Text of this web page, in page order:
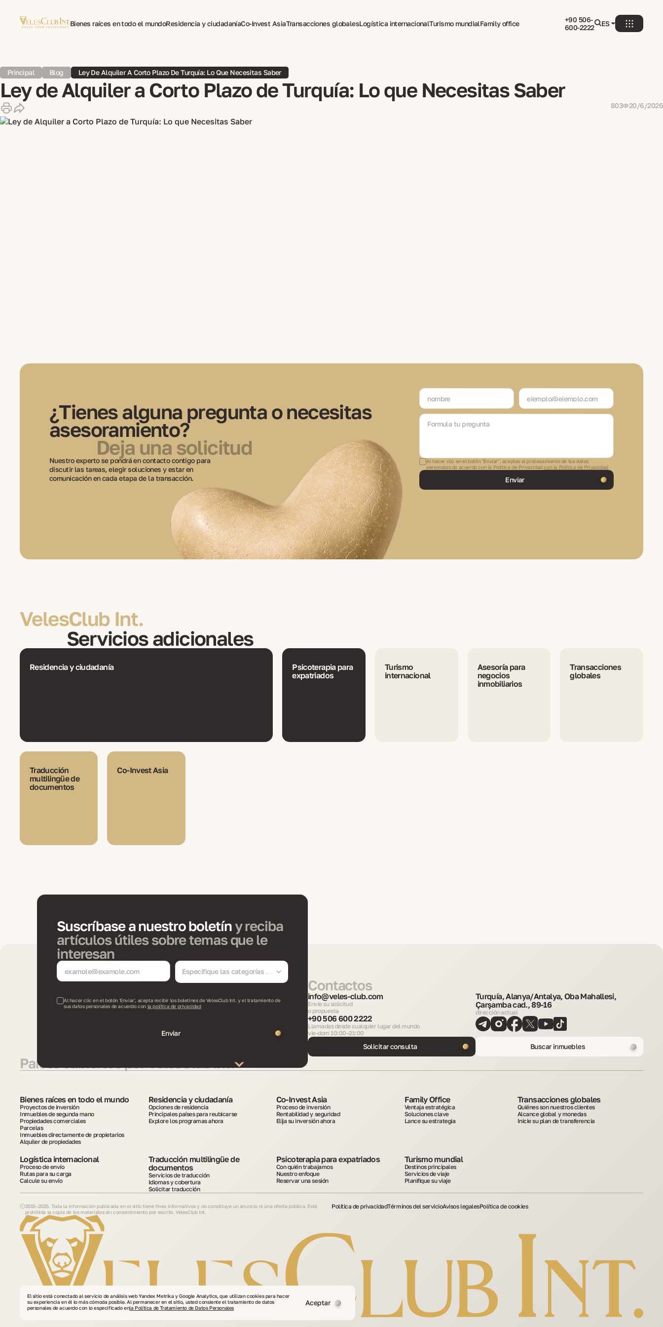
Bienes raíces en todo el mundoResidencia y ciudadaníaCo-Invest AsiaTransacciones globalesLogística internacionalTurismo mundialFamily office
+90 506-
600-2222
ES
Principal Blog Ley De Alquiler A Corto Plazo De Turquía: Lo Que Necesitas Saber
Ley de Alquiler a Corto Plazo de Turquía: Lo que Necesitas Saber
803 20/6/2026
¿Tienes alguna pregunta o necesitas
asesoramiento?
Deja una solicitud
Nuestro experto se pondrá en contacto contigo para
discutir las tareas, elegir soluciones y estar en
comunicación en cada etapa de la transacción.
Al hacer clic en el botón "Enviar", aceptas el procesamiento de tus datos
personales de acuerdo con la Política de Privacidad con la Política de Privacidad
Enviar
VelesClub Int.
Servicios adicionales
Residencia y ciudadanía
Psicoterapia para
expatriados
Turismo
internacional
Asesoría para
negocios
inmobiliarios
Transacciones
globales
Traducción
multilingüe de
documentos
Co-Invest Asia
Suscríbase a nuestro boletíny reciba
artículos útiles sobre temas que le
interesan
Especifique las categorías del
Al hacer clic en el botón 'Enviar', acepta recibir los boletines de VelesClub Int. y el tratamiento de
sus datos personales de acuerdo con la política de privacidad
Enviar
Contactos
info@veles-club.com
Envíe su solicitud
o propuesta
+90 506 600 2222
Llamadas desde cualquier lugar del mundo
vie-dom 10:00–21:00
Turquía, Alanya/Antalya, Oba Mahallesi,
Çarşamba cad., 89-16
dirección actual
Solicitar consulta Buscar inmuebles
Países cubiertos por VelesClub Int.
Bienes raíces en todo el mundo
Proyectos de inversión
Inmuebles de segunda mano
Propiedades comerciales
Parcelas
Inmuebles directamente de propietarios
Alquiler de propiedades
Residencia y ciudadanía
Opciones de residencia
Principales países para reubicarse
Explore los programas ahora
Co-Invest Asia
Proceso de inversión
Rentabilidad y seguridad
Elija su inversión ahora
Family Office
Ventaja estratégica
Soluciones clave
Lance su estrategia
Transacciones globales
Quiénes son nuestros clientes
Alcance global y monedas
Inicie su plan de transferencia
Logística internacional
Proceso de envío
Rutas para su carga
Calcule su envío
Traducción multilingüe de
documentos
Servicios de traducción
Idiomas y cobertura
Solicitar traducción
Psicoterapia para expatriados
Con quién trabajamos
Nuestro enfoque
Reservar una sesión
Turismo mundial
Destinos principales
Servicios de viaje
Planifique su viaje
2015–2025. Toda la información publicada en el sitio tiene fines informativos y no constituye un anuncio ni una oferta pública. Está
prohibida la copia de los materiales sin consentimiento por escrito. VelesClub Int.
Política de privacidadTérminos del servicioAvisos legalesPolítica de cookies
El sitio está conectado al servicio de análisis web Yandex Metrika y Google Analytics, que utilizan cookies para hacer
su experiencia en él lo más cómoda posible. Al permanecer en el sitio, usted consiente el tratamiento de datos
personales de acuerdo con lo especificado enla Política de Tratamiento de Datos Personales
Aceptar